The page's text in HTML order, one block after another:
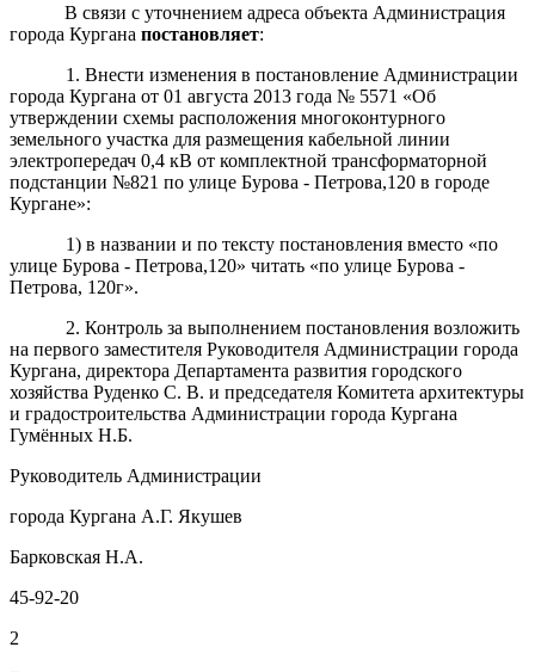
В связи с уточнением адреса объекта Администрация
города Кургана постановляет:
1. Внести изменения в постановление Администрации
города Кургана от 01 августа 2013 года № 5571 «Об
утверждении схемы расположения многоконтурного
земельного участка для размещения кабельной линии
электропередач 0,4 кВ от комплектной трансформаторной
подстанции №821 по улице Бурова - Петрова,120 в городе
Кургане»:
1) в названии и по тексту постановления вместо «по
улице Бурова - Петрова,120» читать «по улице Бурова -
Петрова, 120г».
2. Контроль за выполнением постановления возложить
на первого заместителя Руководителя Администрации города
Кургана, директора Департамента развития городского
хозяйства Руденко С. В. и председателя Комитета архитектуры
и градостроительства Администрации города Кургана
Гумённых Н.Б.
Руководитель Администрации
города Кургана А.Г. Якушев
Барковская Н.А.
45-92-20
2